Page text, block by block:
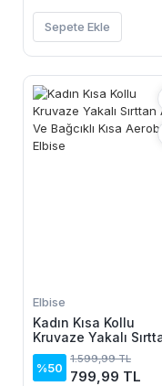
Sepete Ekle
Elbise
Kadın Kısa Kollu
Kruvaze Yakalı
Açık Ve Bağcıklı Kısa
Aerobin Elbise
%50
1.599,99 TL
799,99 TL